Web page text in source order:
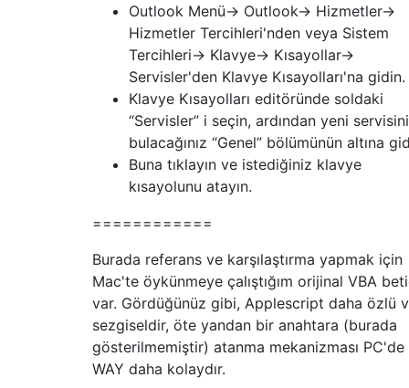
Outlook Menü-> Outlook-> Hizmetler->
Hizmetler Tercihleri'nden veya Sistem
Tercihleri-> Klavye-> Kısayollar->
Servisler'den Klavye Kısayolları'na gidin.
Klavye Kısayolları editöründe soldaki
“Servisler” i seçin, ardından yeni
bulacağınız “Genel” bölümünün altına
Buna tıklayın ve istediğiniz klavye
kısayolunu atayın.
============
Burada referans ve karşılaştırma yapmak için
Mac'te öykünmeye çalıştığım orijinal VBA
var. Gördüğünüz gibi, Applescript daha özlü
sezgiseldir, öte yandan bir anahtara (burada
gösterilmemiştir) atanma mekanizması PC'de
WAY daha kolaydır.